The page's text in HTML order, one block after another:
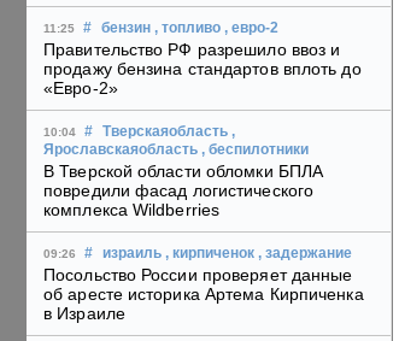
11:25 # бензин , топливо , евро-2
Правительство РФ разрешило ввоз и
продажу бензина стандартов вплоть до
«Евро-2»
10:04 # Тверскаяобласть ,
Ярославскаяобласть , беспилотники
В Тверской области обломки БПЛА
повредили фасад логистического
комплекса Wildberries
09:26 # израиль , кирпиченок , задержание
Посольство России проверяет данные
об аресте историка Артема Кирпиченка
в Израиле